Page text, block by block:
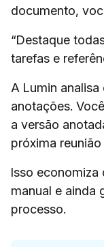
documento,
“Destaque
tarefas e
A Lumin
anotações.
a versão
próxima
Isso
manual e ainda
processo.